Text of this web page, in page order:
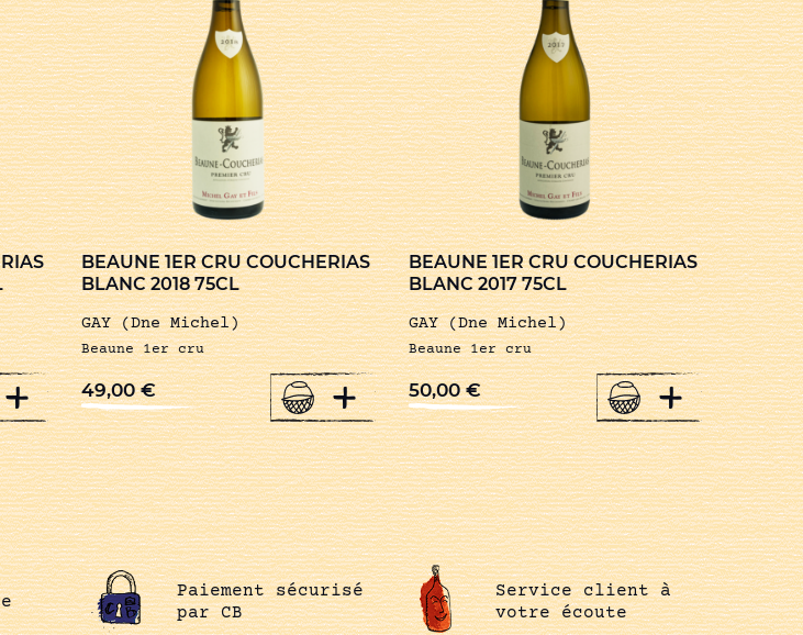
+
BEAUNE 1ER CRU COUCHERIAS
BLANC 2018 75CL
GAY (Dne Michel)
Beaune 1er cru
49,00€ +
BEAUNE 1ER CRU COUCHERIAS
BLANC 2017 75CL
GAY (Dne Michel)
Beaune 1er cru
50,00€ +
Paiement sécurisé
par CB
Service client à
votre écoute